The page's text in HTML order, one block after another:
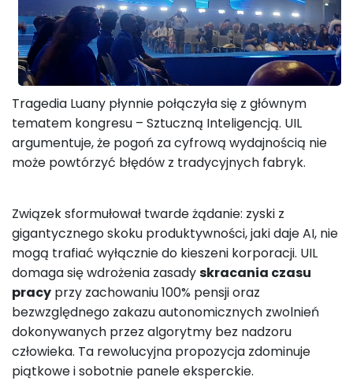
Tragedia Luany płynnie połączyła się z głównym
tematem kongresu – Sztuczną Inteligencją. UIL
argumentuje, że pogoń za cyfrową wydajnością nie
może powtórzyć błędów z tradycyjnych fabryk.
Związek sformułował twarde żądanie: zyski z
gigantycznego skoku produktywności, jaki daje AI, nie
mogą trafiać wyłącznie do kieszeni korporacji. UIL
domaga się wdrożenia zasadyskracania czasu
pracy przy zachowaniu 100% pensji oraz
bezwzględnego zakazu autonomicznych zwolnień
dokonywanych przez algorytmy bez nadzoru
człowieka. Ta rewolucyjna propozycja zdominuje
piątkowe i sobotnie panele eksperckie.